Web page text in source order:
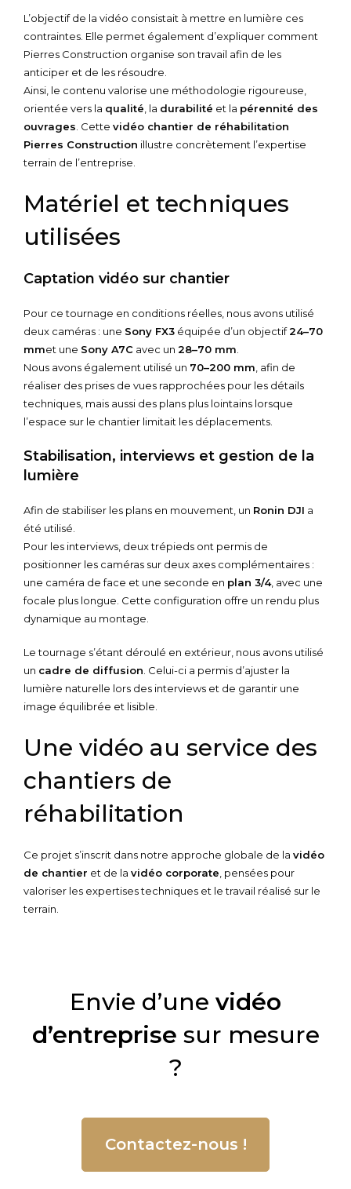
L’objectif de la vidéo consistait à mettre en lumière ces
contraintes. Elle permet également d’expliquer comment
Pierres Construction organise son travail afin de les
anticiper et de les résoudre.
Ainsi, le contenu valorise une méthodologie rigoureuse,
orientée vers la qualité , la durabilité et la pérennité des
ouvrages . Cette vidéo chantier de réhabilitation
Pierres Construction illustre concrètement l’expertise
terrain de l’entreprise.
Matériel et techniques
utilisées
Captation vidéo sur chantier
Pour ce tournage en conditions réelles, nous avons utilisé
deux caméras : une Sony FX3 équipée d’un objectif24–70
mmet une Sony A7C avec un 28–70 mm
Nous avons également utilisé un 70–200 mm , afin de
réaliser des prises de vues rapprochées pour les détails
techniques, mais aussi des plans plus lointains lorsque
l’espace sur le chantier limitait les déplacements.
Stabilisation, interviews et gestion de la
lumière
Afin de stabiliser les plans en mouvement, un Ronin DJI a
été utilisé.
Pour les interviews, deux trépieds ont permis de
positionner les caméras sur deux axes complémentaires :
une caméra de face et une seconde en plan 3/4, avec une
focale plus longue. Cette configuration offre un rendu plus
dynamique au montage.
Le tournage s’étant déroulé en extérieur, nous avons utilisé
un cadre de diffusion . Celui-ci a permis d’ajuster la
lumière naturelle lors des interviews et de garantir une
image équilibrée et lisible.
Une vidéo au service des
chantiers de
réhabilitation
Ce projet s’inscrit dans notre approche globale de la vidéo
de chantier et de la vidéo corporate , pensées pour
valoriser les expertises techniques et le travail réalisé sur le
terrain.
Envie d’une vidéo
d’entreprise sur mesure
?
Contactez-nous !